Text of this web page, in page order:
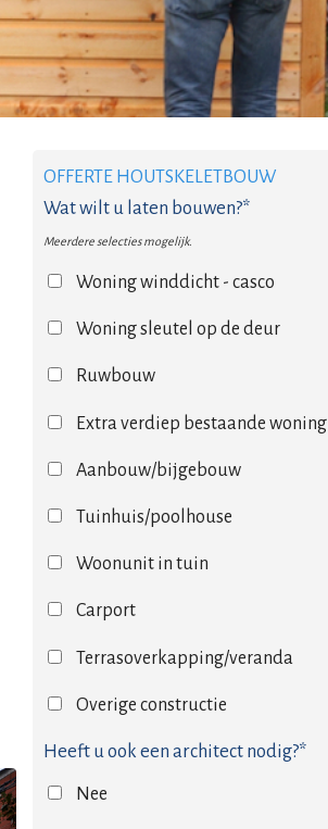
OFFERTE HOUTSKELETBOUW
Wat wilt u laten bouwen?*
Meerdere selecties mogelijk.
Woning winddicht - casco
Woning sleutel op de deur
Ruwbouw
Extra verdiep bestaande woning
Aanbouw/bijgebouw
Tuinhuis/poolhouse
Woonunit in tuin
Carport
Terrasoverkapping/veranda
Overige constructie
Heeft u ook een architect nodig?*
Nee